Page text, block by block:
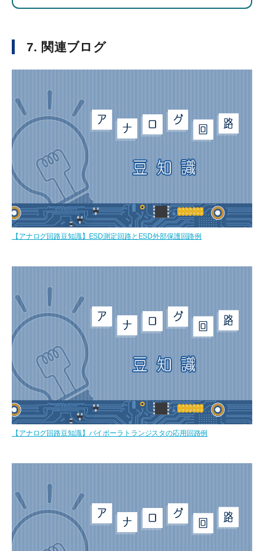
7. 関連ブログ
【アナログ回路豆知識】ESD測定回路とESD外部保護回路例
【アナログ回路豆知識】バイポーラトランジスタの応用回路例